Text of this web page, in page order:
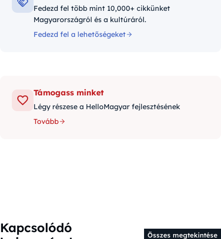
Fedezd fel több mint 10,000+ cikkünket
Magyarországról és a kultúráról.
Fedezd fel a lehetőségeket
Támogass minket
Légy részese a HelloMagyar fejlesztésének
Tovább
Kapcsolódó
Összes megtekintése